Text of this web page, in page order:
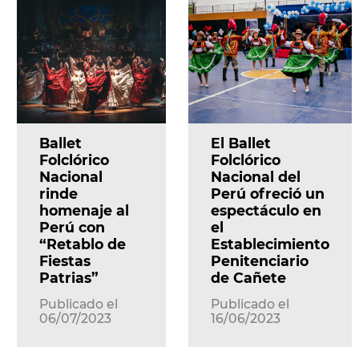
Ballet
Folclórico
Nacional
rinde
homenaje al
Perú con
“Retablo de
Fiestas
Patrias”
Publicado el
06/07/2023
El Ballet
Folclórico
Nacional del
Perú ofreció un
espectáculo en
el
Establecimiento
Penitenciario
de Cañete
Publicado el
16/06/2023